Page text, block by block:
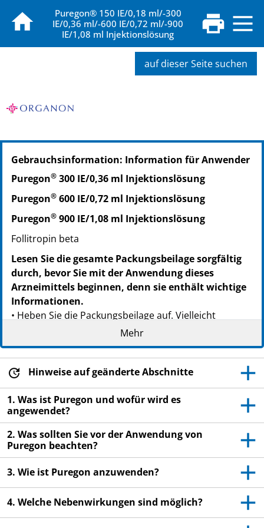
Puregon® 150 IE/0,18 ml/-300
IE/0,36 ml/-600 IE/0,72 ml/-900
IE/1,08 ml Injektionslösung
auf dieser Seite suchen
PZN: 00270082
PPN: 110027008287
Gebrauchsinformation: Information für Anwender
Puregon® 300 IE/0,36 ml Injektionslösung
Puregon® 600 IE/0,72 ml Injektionslösung
Puregon® 900 IE/1,08 ml Injektionslösung
Follitropin beta
Lesen Sie die gesamte Packungsbeilage sorgfältig
durch, bevor Sie mit der Anwendung dieses
Arzneimittels beginnen, denn sie enthält wichtige
Informationen.
• Heben Sie die Packungsbeilage auf. Vielleicht
möchten Sie diese später nochmals lesen.
• Wenn Sie weitere Fragen haben, wenden Sie sich an
verschrieben. Geben Sie es nicht an Dritte weiter.
Es kann anderen Menschen schaden, auch wenn diese
die gleichen Beschwerden haben wie Sie.
• Wenn Sie Nebenwirkungen bemerken, wenden Sie
sich an Ihren Arzt oder Apotheker. Dies gilt auch für
Nebenwirkungen, die nicht in dieser Packungsbeilage
angegeben sind. Siehe Abschnitt 4.
Mehr
Hinweise auf geänderte Abschnitte
1. Was ist Puregon und wofür wird es
angewendet?
2. Was sollten Sie vor der Anwendung von
Puregon beachten?
3. Wie ist Puregon anzuwenden?
4. Welche Nebenwirkungen sind möglich?